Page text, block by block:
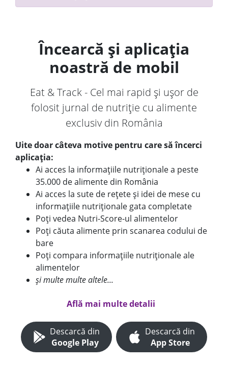
Încearcă și aplicația
noastră de mobil
Eat & Track - Cel mai rapid și ușor de
folosit jurnal de nutriție cu alimente
exclusiv din România
Uite doar câteva motive pentru care să încerci
aplicația:
Ai acces la informațiile nutriționale a peste
35.000 de alimente din România
Ai acces la sute de rețete și idei de mese cu
informațiile nutriționale gata completate
Poți vedea Nutri-Score-ul alimentelor
Poți căuta alimente prin scanarea codului de
bare
Poți compara informațiile nutriționale ale
alimentelor
și multe multe altele...
Află mai multe detalii
Descarcă din
Google Play
Descarcă din
App Store